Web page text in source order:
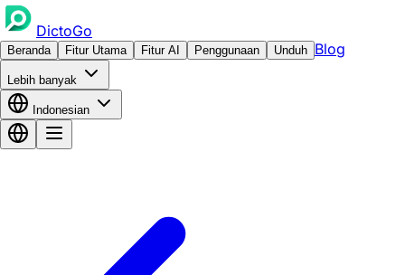
DictoGo
Beranda Fitur Utama Fitur AI Penggunaan Unduh Blog
Lebih banyak
Indonesian